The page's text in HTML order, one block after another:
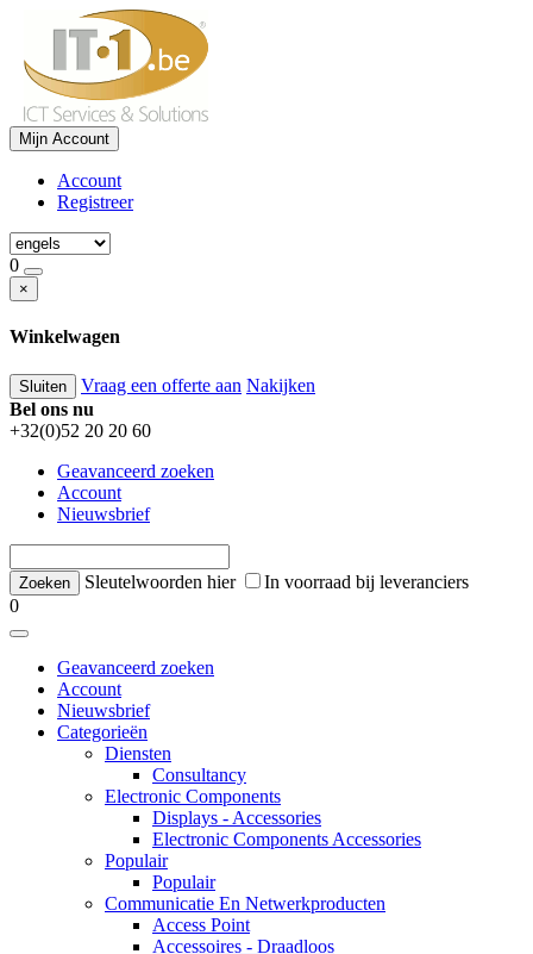
Mijn Account
Account
Registreer
0
×
Winkelwagen
Sluiten Vraag een offerte aan Nakijken
Bel ons nu
+32(0)52 20 20 60
Geavanceerd zoeken
Account
Nieuwsbrief
Sleutelwoorden hier
In voorraad bij leveranciers
0
Geavanceerd zoeken
Account
Nieuwsbrief
Categorieën
Diensten
Consultancy
Electronic Components
Displays - Accessories
Electronic Components Accessories
Populair
Populair
Communicatie En Netwerkproducten
Access Point
Accessoires - Draadloos